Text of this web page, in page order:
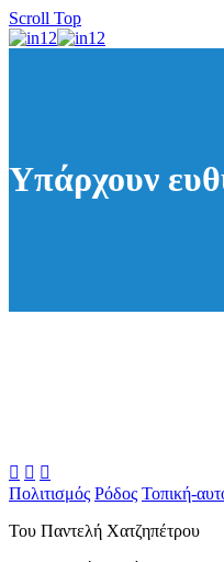
Scroll Top
Υπάρχουν
  
Πολιτισμός Ρόδος Τοπική-
Του Παντελή Χατζηπέτρου